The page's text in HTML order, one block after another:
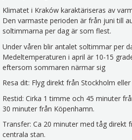
Klimatet i Kraków karaktäriseras av
Den varmaste perioden är från juni till
soltimmarna per dag är som flest.
Under våren blir antalet soltimmar per
Medeltemperaturen i april är 10-15
eftersom sommaren närmar sig
Resa dit: Flyg direkt från Stockholm
Restid: Cirka 1 timme och 45 minuter
30 minuter från Köpenhamn.
Transfer: Ca 20 minuter med tåg direkt
centrala stan.